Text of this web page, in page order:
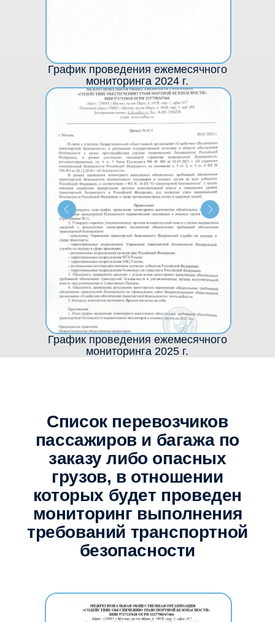
График проведения ежемесячного
мониторинга 2024 г.
График проведения ежемесячного
мониторинга 2025 г.
Список перевозчиков
пассажиров и багажа по
заказу либо опасных
грузов, в отношении
которых будет проведен
мониторинг выполнения
требований транспортной
безопасности